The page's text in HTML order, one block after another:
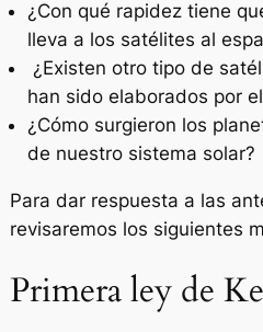
¿Con qué rapidez tiene
lleva a los satélites al
¿Existen otro tipo de
han sido elaborados por
¿Cómo surgieron los
de nuestro sistema solar?
Para dar respuesta a las
revisaremos los siguientes
Primera ley de